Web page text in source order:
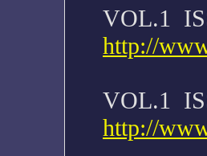
VOL.1
http://
VOL.1
http://